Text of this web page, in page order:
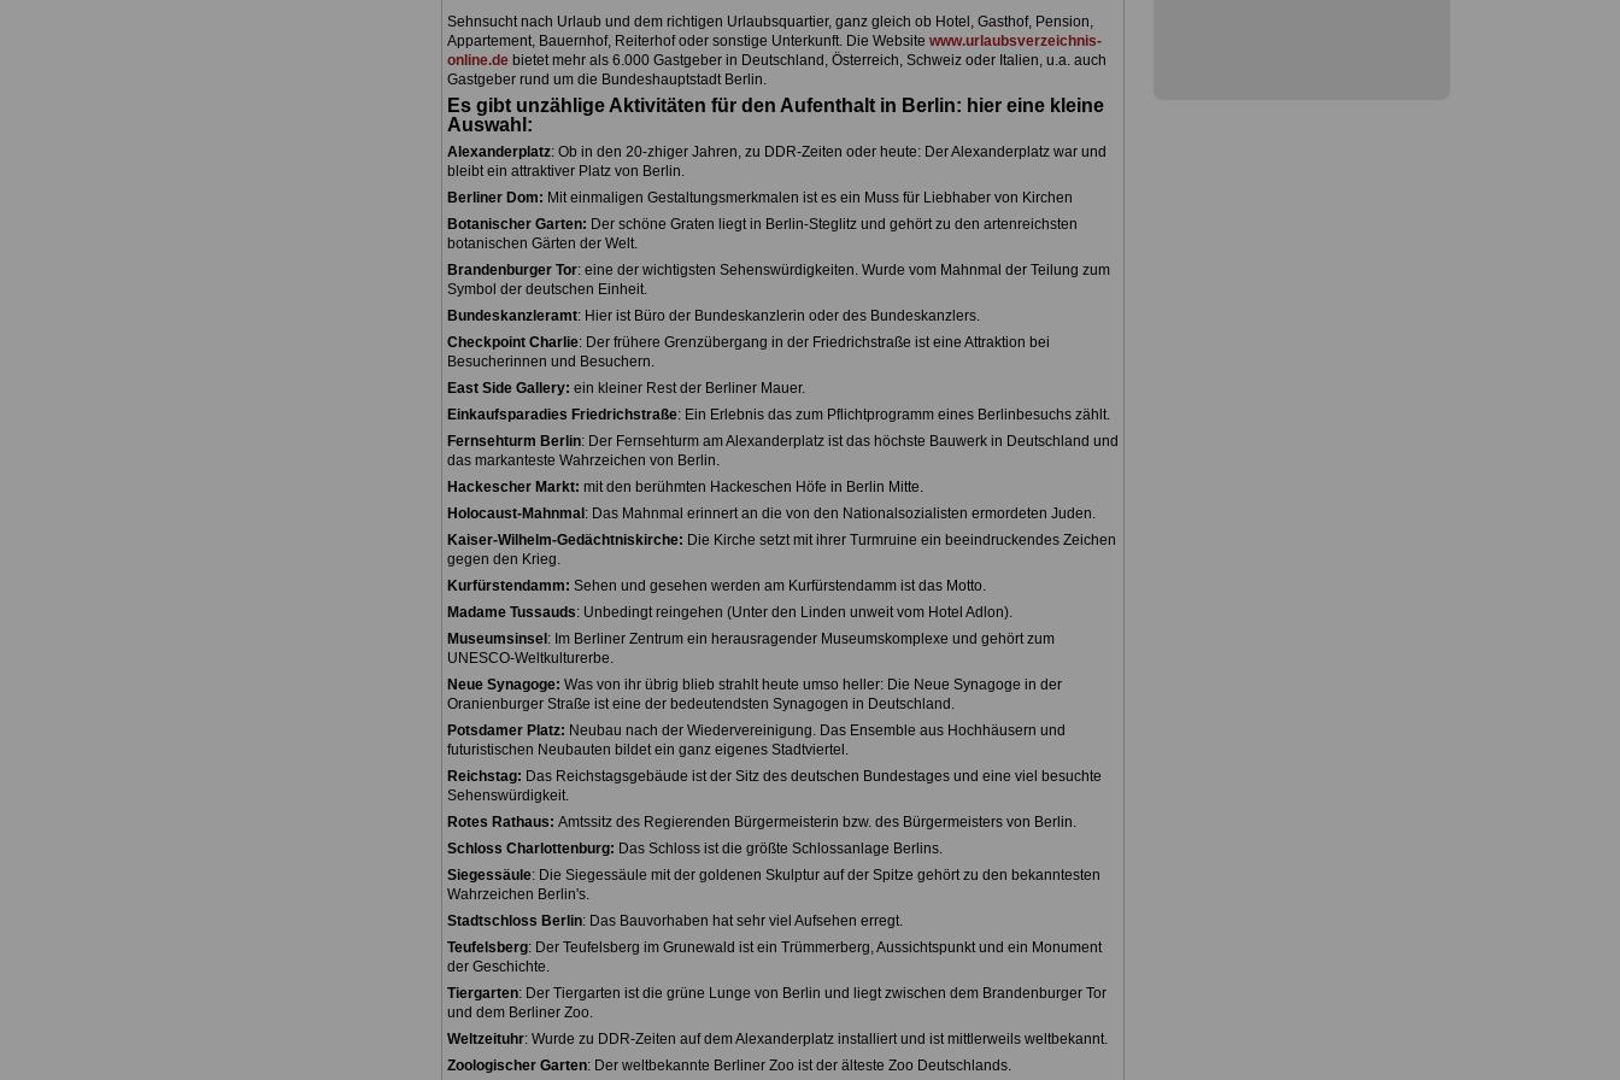
Sehnsucht nach Urlaub und dem richtigen Urlaubsquartier, ganz gleich ob Hotel, Gasthof, Pension,
Appartement, Bauernhof, Reiterhof oder sonstige Unterkunft. Die Website www.urlaubsverzeichnis-
online.debietet mehr als 6.000 Gastgeber in Deutschland, Österreich, Schweiz oder Italien, u.a. auch
Gastgeber rund um die Bundeshauptstadt Berlin.
Es gibt unzählige Aktivitäten für den Aufenthalt in Berlin: hier eine kleine
Auswahl:
Alexanderplatz: Ob in den 20-zhiger Jahren, zu DDR-Zeiten oder heute: Der Alexanderplatz war und
bleibt ein attraktiver Platz von Berlin.
Berliner Dom: Mit einmaligen Gestaltungsmerkmalen ist es ein Muss für Liebhaber von Kirchen
Botanischer Garten: Der schöne Graten liegt in Berlin-Steglitz und gehört zu den artenreichsten
botanischen Gärten der Welt.
Brandenburger Tor: eine der wichtigsten Sehenswürdigkeiten. Wurde vom Mahnmal der Teilung zum
Symbol der deutschen Einheit.
Bundeskanzleramt: Hier ist Büro der Bundeskanzlerin oder des Bundeskanzlers.
Checkpoint Charlie: Der frühere Grenzübergang in der Friedrichstraße ist eine Attraktion bei
Besucherinnen und Besuchern.
East Side Gallery: ein kleiner Rest der Berliner Mauer.
Einkaufsparadies Friedrichstraße: Ein Erlebnis das zum Pflichtprogramm eines Berlinbesuchs zählt.
Fernsehturm Berlin: Der Fernsehturm am Alexanderplatz ist das höchste Bauwerk in Deutschland und
das markanteste Wahrzeichen von Berlin.
Hackescher Markt: mit den berühmten Hackeschen Höfe in Berlin Mitte.
Holocaust-Mahnmal : Das Mahnmal erinnert an die von den Nationalsozialisten ermordeten Juden.
Kaiser-Wilhelm-Gedächtniskirche: Die Kirche setzt mit ihrer Turmruine ein beeindruckendes Zeichen
gegen den Krieg.
Kurfürstendamm: Sehen und gesehen werden am Kurfürstendamm ist das Motto.
Madame Tussauds: Unbedingt reingehen (Unter den Linden unweit vom Hotel Adlon).
Museumsinsel : Im Berliner Zentrum ein herausragender Museumskomplexe und gehört zum
UNESCO-Weltkulturerbe.
Neue Synagoge: Was von ihr übrig blieb strahlt heute umso heller: Die Neue Synagoge in der
Oranienburger Straße ist eine der bedeutendsten Synagogen in Deutschland.
Potsdamer Platz: Neubau nach der Wiedervereinigung. Das Ensemble aus Hochhäusern und
futuristischen Neubauten bildet ein ganz eigenes Stadtviertel.
Reichstag: Das Reichstagsgebäude ist der Sitz des deutschen Bundestages und eine viel besuchte
Sehenswürdigkeit.
Rotes Rathaus: Amtssitz des Regierenden Bürgermeisterin bzw. des Bürgermeisters von Berlin.
Schloss Charlottenburg: Das Schloss ist die größte Schlossanlage Berlins.
Siegessäule: Die Siegessäule mit der goldenen Skulptur auf der Spitze gehört zu den bekanntesten
Wahrzeichen Berlin's.
Stadtschloss Berlin: Das Bauvorhaben hat sehr viel Aufsehen erregt.
Teufelsberg: Der Teufelsberg im Grunewald ist ein Trümmerberg, Aussichtspunkt und ein Monument
der Geschichte.
Tiergarten: Der Tiergarten ist die grüne Lunge von Berlin und liegt zwischen dem Brandenburger Tor
und dem Berliner Zoo.
Weltzeituhr: Wurde zu DDR-Zeiten auf dem Alexanderplatz installiert und ist mittlerweils weltbekannt.
Zoologischer Garten: Der weltbekannte Berliner Zoo ist der älteste Zoo Deutschlands.